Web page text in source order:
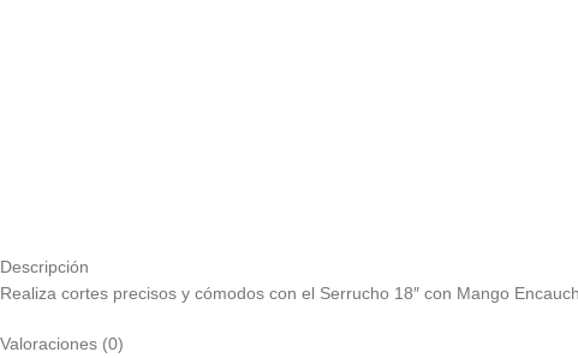
Descripción
Realiza cortes precisos y cómodos con el Serrucho 18″ con Mango
Valoraciones (0)